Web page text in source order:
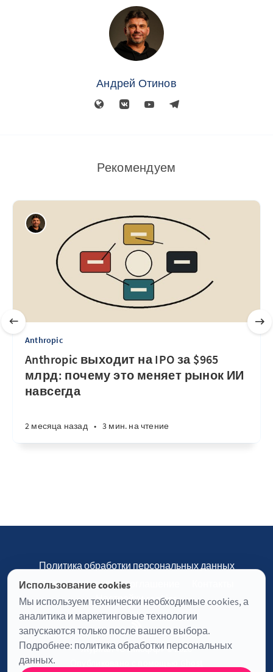
Андрей Отинов
Рекомендуем
Anthropic
Anthropic выходит на IPO за $965
млрд: почему это меняет рынок ИИ
навсегда
2 месяца назад • 3 мин. на чтение
Использование cookies
Мы используем технически необходимые cookies, а
аналитика и маркетинговые технологии
запускаются только после вашего выбора.
Подробнее: политика обработки персональных
данных.
Политика обработки персональных данных
Пользовательское соглашение
Настройки cookies
Журнал «Отинофф» © 2026